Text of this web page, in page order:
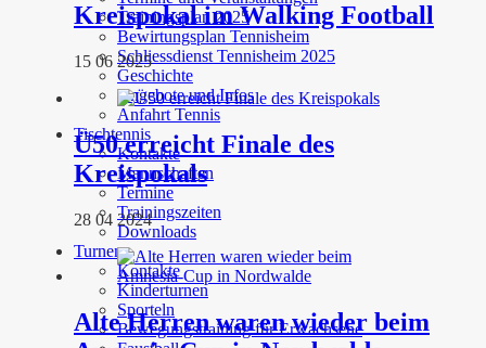
Trainingsplan 2025
Bewirtungsplan Tennisheim
Schliessdienst Tennisheim 2025
Geschichte
Angebote und Infos
Anfahrt Tennis
Tischtennis
Kontakte
Mannschaften
Termine
Trainingszeiten
Downloads
Turnen
Kontakte
Kinderturnen
Sporteln
Bewegungstraining für Erwachsene
Kreispokal im Walking Football
15 06 2025
Ü50 erreicht Finale des
Kreispokals
28 04 2024
Alte Herren waren wieder beim